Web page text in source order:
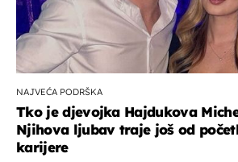
NAJVEĆA PODRŠKA
Tko je djevojka Hajdukova
Njihova ljubav traje još od
karijere